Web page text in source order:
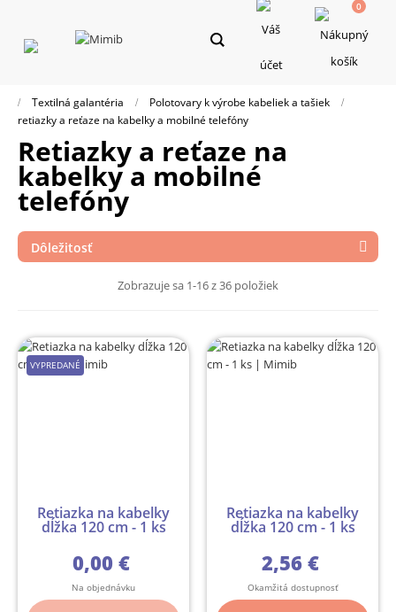
Toggle
navigation
0
Textilná galantéria
Polotovary k výrobe kabeliek a tašiek
retiazky a reťaze na kabelky a mobilné telefóny
retiazky a reťaze na
kabelky a mobilné
telefóny
Dôležitosť 
Zobrazuje sa 1-16 z 36 položiek
VYPREDANÉ
Retiazka na kabelky
dĺžka 120 cm - 1 ks
0,00 €
Na objednávku
Retiazka na kabelky
dĺžka 120 cm - 1 ks
2,56 €
Okamžitá dostupnosť